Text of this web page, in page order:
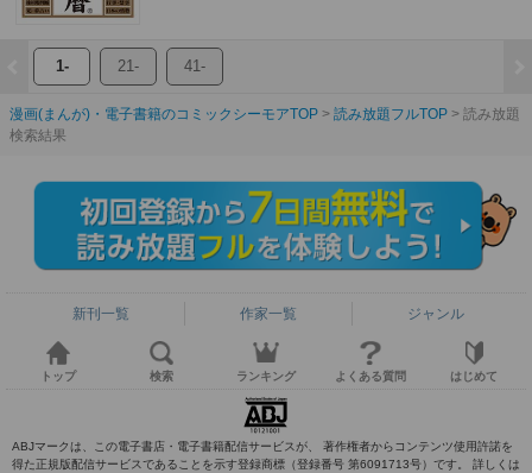
1- 21- 41-
漫画(まんが)・電子書籍のコミックシーモアTOP 読み放題フルTOP
読み放題
検索結果
新刊一覧 作家一覧 ジャンル
トップ 検索 ランキング よくある質問 はじめて
ABJマークは、この電子書店・電子書籍配信サービスが、 著作権者からコンテンツ使用許諾を
得た正規版配信サービスであることを示す登録商標（登録番号 第6091713号）です。 詳しくは